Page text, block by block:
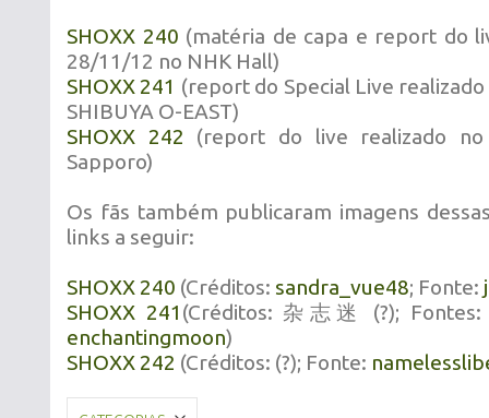
SHOXX 240 (matéria de capa e report do
28/11/12 no NHK Hall)
SHOXX 241 (report do Special Live
SHIBUYA O-EAST)
SHOXX 242 (report do live realizado
Sapporo)
Os fãs também publicaram imagens
links a seguir:
SHOXX 240 (Créditos: sandra_vue48; Fonte:
SHOXX 241 (Créditos: 杂志迷 (?);
enchantingmoon)
SHOXX 242 (Créditos: (?); Fonte: